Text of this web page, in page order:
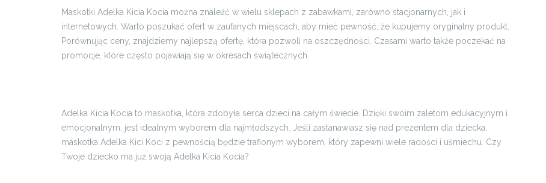
Maskotki Adelka Kicia Kocia można znaleźć w wielu sklepach z zabawkami, zarówno stacjonarnych, jak i
internetowych. Warto poszukać ofert w zaufanych miejscach, aby mieć pewność, że kupujemy oryginalny produkt.
Porównując ceny, znajdziemy najlepszą ofertę, która pozwoli na oszczędności. Czasami warto także poczekać na
promocje, które często pojawiają się w okresach świątecznych.
Adelka Kicia Kocia to maskotka, która zdobyła serca dzieci na całym świecie. Dzięki swoim zaletom edukacyjnym i
emocjonalnym, jest idealnym wyborem dla najmłodszych. Jeśli zastanawiasz się nad prezentem dla dziecka,
maskotka Adelka Kici Koci z pewnością będzie trafionym wyborem, który zapewni wiele radości i uśmiechu. Czy
Twoje dziecko ma już swoją Adelka Kicia Kocia?